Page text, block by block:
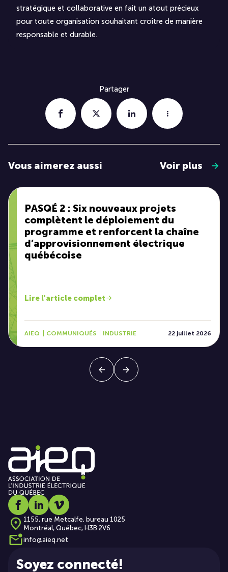
stratégique et collaborative en fait un atout précieux
pour toute organisation souhaitant croître de manière
responsable et durable.
Partager
Vous aimerez aussi Voir plus
PASQÉ 2 : Six nouveaux projets
complètent le déploiement du
programme et renforcent la chaîne
d’approvisionnement électrique
québécoise
Lire l'article complet
AIEQ COMMUNIQUÉS INDUSTRIE 22 juillet 2026
Social media link icon-facebook
Social media link icon-linkedin
Social media link icon-vimeo
1155, rue Metcalfe, bureau 1025
Montréal, Québec, H3B 2V6
info@aieq.net
Soyez connecté!